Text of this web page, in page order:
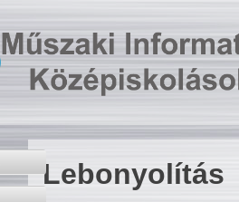
Lebonyolítás